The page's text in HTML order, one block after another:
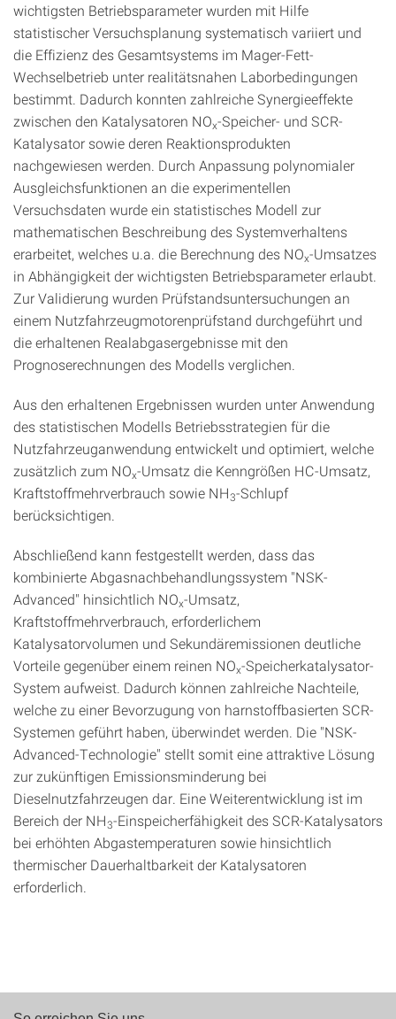
wichtigsten Betriebsparameter wurden mit Hilfe
statistischer Versuchsplanung systematisch variiert und
die Effizienz des Gesamtsystems im Mager-Fett-
Wechselbetrieb unter realitätsnahen Laborbedingungen
bestimmt. Dadurch konnten zahlreiche Synergieeffekte
zwischen den Katalysatoren NOx-Speicher- und SCR-
Katalysator sowie deren Reaktionsprodukten
nachgewiesen werden. Durch Anpassung polynomialer
Ausgleichsfunktionen an die experimentellen
Versuchsdaten wurde ein statistisches Modell zur
mathematischen Beschreibung des Systemverhaltens
erarbeitet, welches u.a. die Berechnung des NOx-Umsatzes
in Abhängigkeit der wichtigsten Betriebsparameter erlaubt.
Zur Validierung wurden Prüfstandsuntersuchungen an
einem Nutzfahrzeugmotorenprüfstand durchgeführt und
die erhaltenen Realabgasergebnisse mit den
Prognoserechnungen des Modells verglichen.
Aus den erhaltenen Ergebnissen wurden unter Anwendung
des statistischen Modells Betriebsstrategien für die
Nutzfahrzeuganwendung entwickelt und optimiert, welche
zusätzlich zum NOx-Umsatz die Kenngrößen HC-Umsatz,
Kraftstoffmehrverbrauch sowie NH3-Schlupf
berücksichtigen.
Abschließend kann festgestellt werden, dass das
kombinierte Abgasnachbehandlungssystem "NSK-
Advanced" hinsichtlich NOx-Umsatz,
Kraftstoffmehrverbrauch, erforderlichem
Katalysatorvolumen und Sekundäremissionen deutliche
Vorteile gegenüber einem reinen NOx-Speicherkatalysator-
System aufweist. Dadurch können zahlreiche Nachteile,
welche zu einer Bevorzugung von harnstoffbasierten SCR-
Systemen geführt haben, überwindet werden. Die "NSK-
Advanced-Technologie" stellt somit eine attraktive Lösung
zur zukünftigen Emissionsminderung bei
Dieselnutzfahrzeugen dar. Eine Weiterentwicklung ist im
Bereich der NH3-Einspeicherfähigkeit des SCR-Katalysators
bei erhöhten Abgastemperaturen sowie hinsichtlich
thermischer Dauerhaltbarkeit der Katalysatoren
erforderlich.